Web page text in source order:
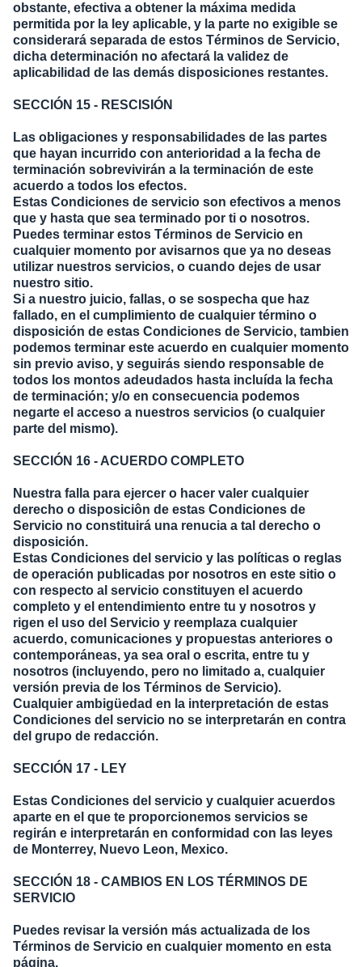
obstante, efectiva a obtener la máxima medida
permitida por la ley aplicable, y la parte no exigible se
considerará separada de estos Términos de Servicio,
dicha determinación no afectará la validez de
aplicabilidad de las demás disposiciones restantes.
SECCIÓN 15 - RESCISIÓN
Las obligaciones y responsabilidades de las partes
que hayan incurrido con anterioridad a la fecha de
terminación sobrevivirán a la terminación de este
acuerdo a todos los efectos.
Estas Condiciones de servicio son efectivos a menos
que y hasta que sea terminado por ti o nosotros.
Puedes terminar estos Términos de Servicio en
cualquier momento por avisarnos que ya no deseas
utilizar nuestros servicios, o cuando dejes de usar
nuestro sitio.
Si a nuestro juicio, fallas, o se sospecha que haz
fallado, en el cumplimiento de cualquier término o
disposición de estas Condiciones de Servicio, tambien
podemos terminar este acuerdo en cualquier momento
sin previo aviso, y seguirás siendo responsable de
todos los montos adeudados hasta incluída la fecha
de terminación; y/o en consecuencia podemos
negarte el acceso a nuestros servicios (o cualquier
parte del mismo).
SECCIÓN 16 - ACUERDO COMPLETO
Nuestra falla para ejercer o hacer valer cualquier
derecho o disposiciôn de estas Condiciones de
Servicio no constituirá una renucia a tal derecho o
disposición.
Estas Condiciones del servicio y las políticas o reglas
de operación publicadas por nosotros en este sitio o
con respecto al servicio constituyen el acuerdo
completo y el entendimiento entre tu y nosotros y
rigen el uso del Servicio y reemplaza cualquier
acuerdo, comunicaciones y propuestas anteriores o
contemporáneas, ya sea oral o escrita, entre tu y
nosotros (incluyendo, pero no limitado a, cualquier
versión previa de los Términos de Servicio).
Cualquier ambigüedad en la interpretación de estas
Condiciones del servicio no se interpretarán en contra
del grupo de redacción.
SECCIÓN 17 - LEY
Estas Condiciones del servicio y cualquier acuerdos
aparte en el que te proporcionemos servicios se
regirán e interpretarán en conformidad con las leyes
de Monterrey, Nuevo Leon, Mexico.
SECCIÓN 18 - CAMBIOS EN LOS TÉRMINOS DE
SERVICIO
Puedes revisar la versión más actualizada de los
Términos de Servicio en cualquier momento en esta
página.